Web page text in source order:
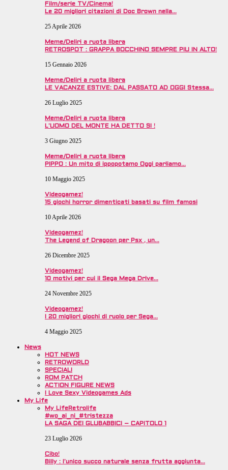
Film/serie TV/Cinema!
Le 20 migliori citazioni di Doc Brown nella…
25 Aprile 2026
Meme/Deliri a ruota libera
RETROSPOT : GRAPPA BOCCHINO SEMPRE PIU IN ALTO!
15 Gennaio 2026
Meme/Deliri a ruota libera
LE VACANZE ESTIVE: DAL PASSATO AD OGGI Stessa…
26 Luglio 2025
Meme/Deliri a ruota libera
L’UOMO DEL MONTE HA DETTO SI !
3 Giugno 2025
Meme/Deliri a ruota libera
PIPPO : Un mito di ippopotamo Oggi parliamo…
10 Maggio 2025
Videogamez!
15 giochi horror dimenticati basati su film famosi
10 Aprile 2026
Videogamez!
The Legend of Dragoon per Psx , un…
26 Dicembre 2025
Videogamez!
10 motivi per cui il Sega Mega Drive…
24 Novembre 2025
Videogamez!
I 20 migliori giochi di ruolo per Sega…
4 Maggio 2025
News
HOT NEWS
RETROWORLD
SPECIALI
ROM PATCH
ACTION FIGURE NEWS
I Love Sexy Videogames Ads
My Life
My LifeRetrolife
#wo_ai_ni_#tristezza
LA SAGA DEI GLUBABBICI – CAPITOLO 1
23 Luglio 2026
Cibo!
Billy : l’unico succo naturale senza frutta aggiunta…